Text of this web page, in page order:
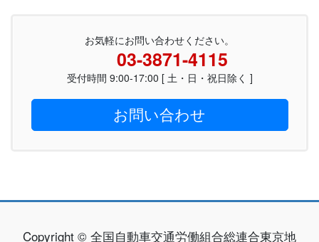
お気軽にお問い合わせください。
03-3871-4115
受付時間 9:00-17:00 [ 土・日・祝日除く ]
お問い合わせ
Copyright © 全国自動車交通労働組合総連合東京地